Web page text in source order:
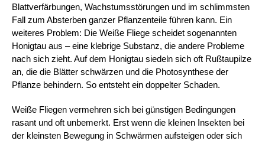
Blattverfärbungen, Wachstumsstörungen und im schlimmsten
Fall zum Absterben ganzer Pflanzenteile führen kann. Ein
weiteres Problem: Die Weiße Fliege scheidet sogenannten
Honigtau aus – eine klebrige Substanz, die andere Probleme
nach sich zieht. Auf dem Honigtau siedeln sich oft Rußtaupilze
an, die die Blätter schwärzen und die Photosynthese der
Pflanze behindern. So entsteht ein doppelter Schaden.
Weiße Fliegen vermehren sich bei günstigen Bedingungen
rasant und oft unbemerkt. Erst wenn die kleinen Insekten bei
der kleinsten Bewegung in Schwärmen aufsteigen oder sich